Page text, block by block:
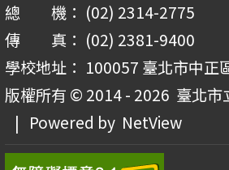
總 機： (02) 2314-2775
傳 真： (02) 2381-9400
學校地址： 100057 臺北市中正
版權所有 © 2014 - 2026 臺北市
| Powered by NetView